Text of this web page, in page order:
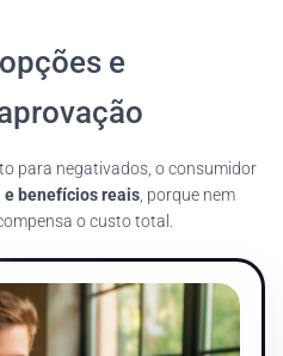
e
para negativados, o consumidor
benefícios reais, porque nem
o custo total.